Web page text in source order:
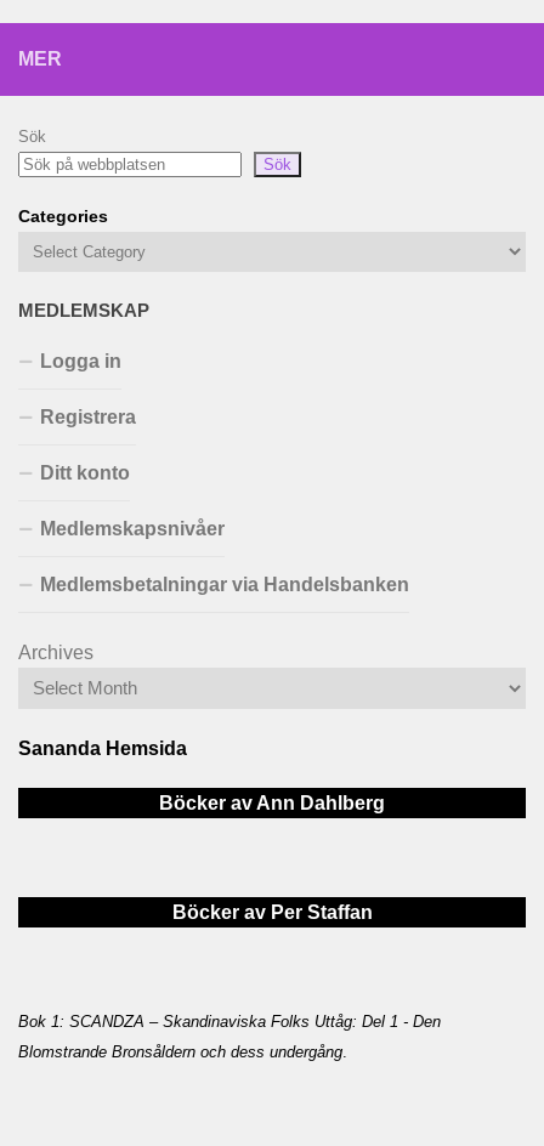
MER
Sök
Sök
Categories
MEDLEMSKAP
Logga in
Registrera
Ditt konto
Medlemskapsnivåer
Medlemsbetalningar via Handelsbanken
Archives
Sananda Hemsida
Böcker av Ann Dahlberg
Böcker av Per Staffan
Bok 1: SCANDZA – Skandinaviska Folks Uttåg: Del 1 - Den
Blomstrande Bronsåldern och dess undergång.